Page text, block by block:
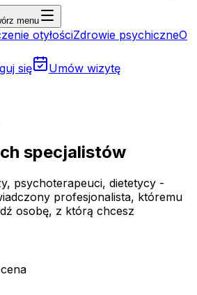
menu
otyłościZdrowie psychiczneO
się
Umów wizytę
specjalistów
psychoterapeuci, dietetycy -
profesjonalista, któremu
osobę, z którą chcesz